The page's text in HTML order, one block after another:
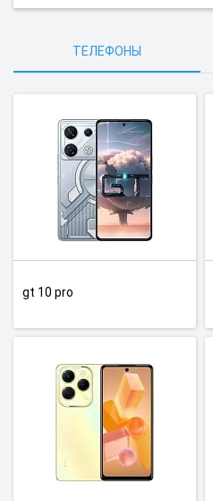
ТЕЛЕФОНЫ
gt 10 pro